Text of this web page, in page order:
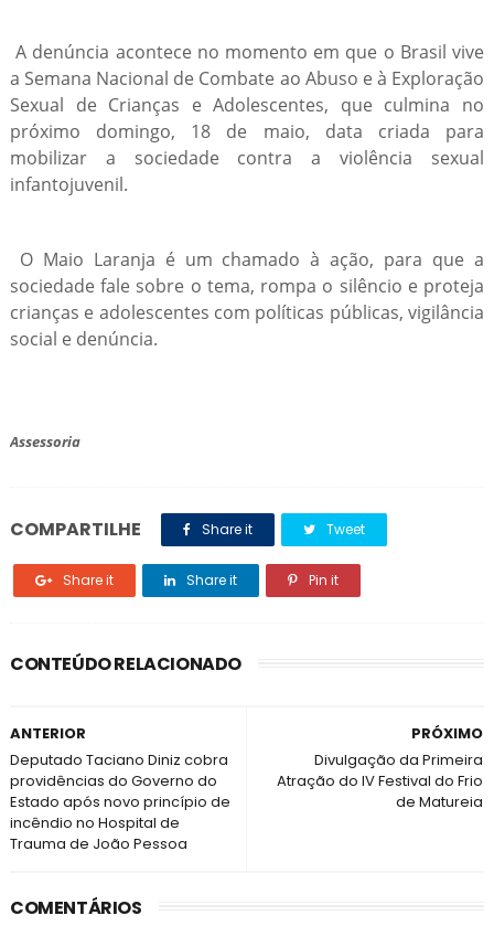
A denúncia acontece no momento em que o Brasil vive
a Semana Nacional de Combate ao Abuso e à Exploração
Sexual de Crianças e Adolescentes, que culmina no
próximo domingo, 18 de maio, data criada para
mobilizar a sociedade contra a violência sexual
infantojuvenil.
O Maio Laranja é um chamado à ação, para que a
sociedade fale sobre o tema, rompa o silêncio e proteja
crianças e adolescentes com políticas públicas, vigilância
social e denúncia.
Assessoria
COMPARTILHE Share it Tweet
Share it Share it Pin it
CONTEÚDO RELACIONADO
PRÓXIMO
Divulgação da Primeira
Atração do IV Festival do Frio
de Matureia
ANTERIOR
Deputado Taciano Diniz cobra
providências do Governo do
Estado após novo princípio de
incêndio no Hospital de
Trauma de João Pessoa
COMENTÁRIOS